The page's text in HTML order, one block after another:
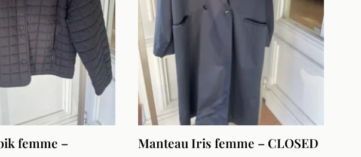
femme – Manteau Iris femme – CLOSED